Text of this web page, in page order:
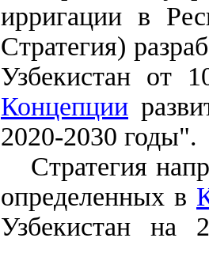
ирригации в
Стратегия)
Узбекистан от
Концепции
2020-2030 годы".
Стратегия
определенных в
Узбекистан на